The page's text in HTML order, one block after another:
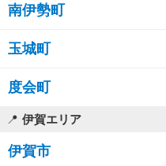
南伊勢町
玉城町
度会町
伊賀エリア
伊賀市